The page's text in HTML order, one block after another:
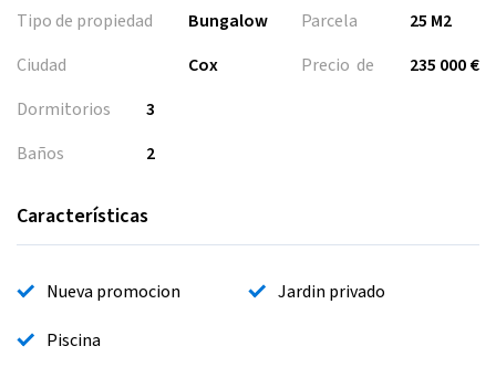
Tipo de propiedad
Bungalow
Ciudad
Cox
Parcela
25 M2
Precio de
235 000 €
Dormitorios
3
Baños
2
Características
Nueva promocion
Jardin privado
Piscina